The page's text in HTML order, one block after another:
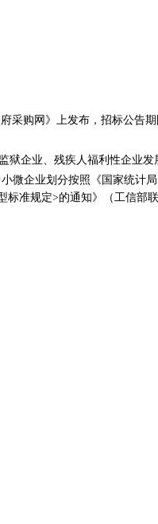
采购网》上发布，招标公告期
企业、残疾人福利性企业发
微企业划分按照《国家统计
准规定>的通知》（工信部